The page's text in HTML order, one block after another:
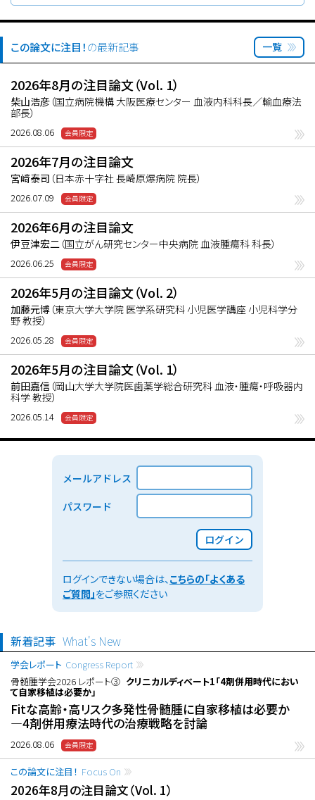
率は100％であった。また、Daraの維持療法期
に、有害事象として呼吸器感染症（上気道炎：
19％、気管支炎：15％、ウィルス性上気道炎：
12％、咳：12％）が多くみられている。Dara継
続投与の意義が明らかにされるには、さらに
長期間のフォローが必要と思われる。
この論文に注目！の最新記事 一覧
2026年8月の注目論文（Vol. 1）
柴山浩彦 （国立病院機構 大阪医療センター 血液内科科長／輸血療法
部長）
2026.08.06
2026年7月の注目論文
宮﨑泰司 （日本赤十字社 長崎原爆病院 院長）
2026.07.09
2026年6月の注目論文
伊豆津宏二 （国立がん研究センター中央病院 血液腫瘍科 科長）
2026.06.25
2026年5月の注目論文（Vol. 2）
加藤元博 （東京大学大学院 医学系研究科 小児医学講座 小児科学分
野 教授）
2026.05.28
2026年5月の注目論文（Vol. 1）
前田嘉信 （岡山大学大学院医歯薬学総合研究科 血液・腫瘍・呼吸器内
科学 教授）
2026.05.14
メールアドレス
パスワード
ログイン
ログインできない場合は、こちらの「よくある
ご質問」をご参照ください
新着記事 What's New
学会レポート Congress Report
骨髄腫学会2026 レポート③ クリニカルディベート1「4剤併用時代におい
て自家移植は必要か」
Fitな高齢・高リスク多発性骨髄腫に自家移植は必要か
―4剤併用療法時代の治療戦略を討論
2026.08.06
この論文に注目！ Focus On
2026年8月の注目論文（Vol. 1）